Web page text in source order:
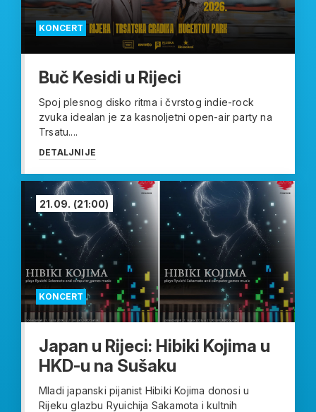
KONCERT
Buč Kesidi u Rijeci
Spoj plesnog disko ritma i čvrstog indie-rock
zvuka idealan je za kasnoljetni open-air party na
Trsatu....
DETALJNIJE
KONCERT
21.09. (21:00)
Japan u Rijeci: Hibiki Kojima u
HKD-u na Sušaku
Mladi japanski pijanist Hibiki Kojima donosi u
Rijeku glazbu Ryuichija Sakamota i kultnih